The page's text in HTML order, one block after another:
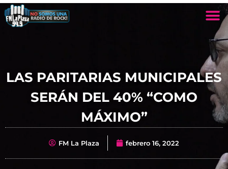
LAS PARITARIAS MUNICIPALES
SERÁN DEL 40% “COMO
MÁXIMO”
FM La Plaza febrero 16, 2022